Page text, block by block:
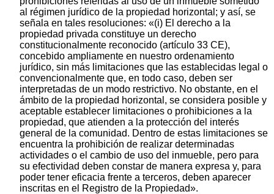
al régimen jurídico de la propiedad horizontal; y así, se
señala en tales resoluciones: «(i) El derecho a la
propiedad privada constituye un derecho
constitucionalmente reconocido (artículo 33 CE),
concebido ampliamente en nuestro ordenamiento
jurídico, sin más limitaciones que las establecidas legal o
convencionalmente que, en todo caso, deben ser
interpretadas de un modo restrictivo. No obstante, en el
ámbito de la propiedad horizontal, se considera posible y
aceptable establecer limitaciones o prohibiciones a la
propiedad, que atienden a la protección del interés
general de la comunidad. Dentro de estas limitaciones se
encuentra la prohibición de realizar determinadas
actividades o el cambio de uso del inmueble, pero para
su efectividad deben constar de manera expresa y, para
poder tener eficacia frente a terceros, deben aparecer
inscritas en el Registro de la Propiedad».